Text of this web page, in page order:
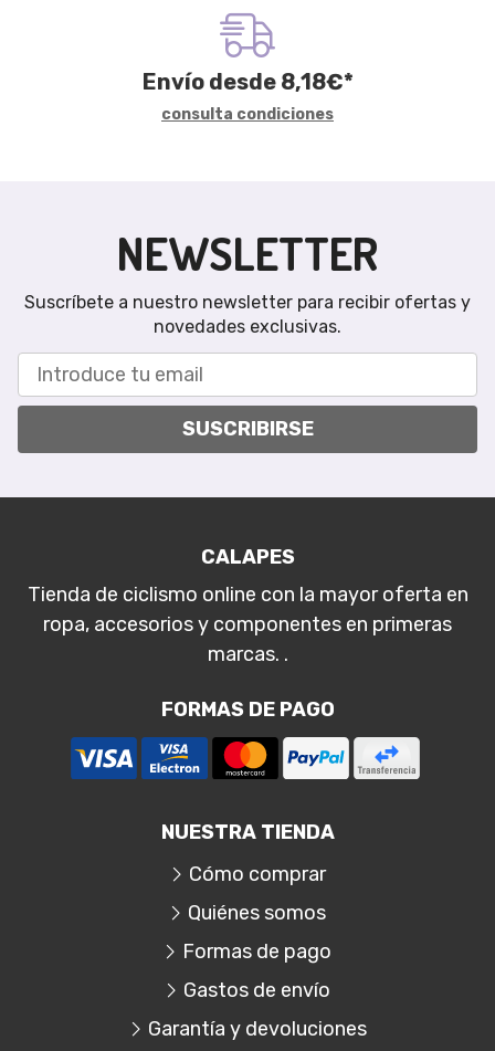
Envío desde 8,18€*
consulta condiciones
NEWSLETTER
Suscríbete a nuestro newsletter para recibir ofertas y
novedades exclusivas.
SUSCRIBIRSE
CALAPES
Tienda de ciclismo online con la mayor oferta en
ropa, accesorios y componentes en primeras
marcas. .
FORMAS DE PAGO
NUESTRA TIENDA
Cómo comprar
Quiénes somos
Formas de pago
Gastos de envío
Garantía y devoluciones